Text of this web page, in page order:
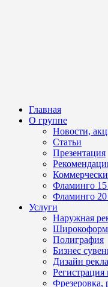
Главная
О группе
Новости,
Статьи
Презентация
Фламинго 15
Фламинго 20
Услуги
Наружная
Полиграфия
Бизнес
Дизайн
Фрезеровка,